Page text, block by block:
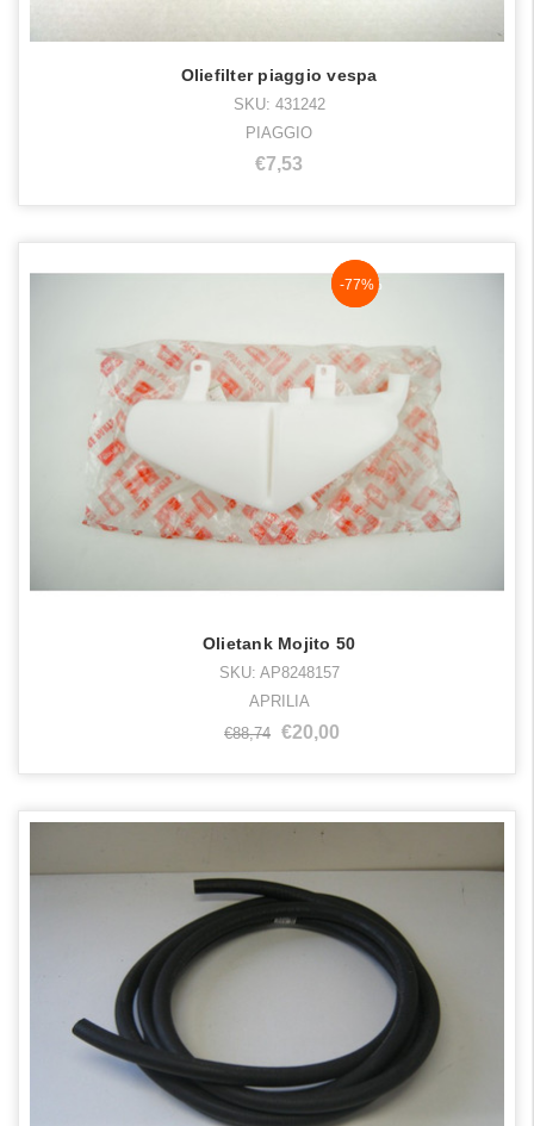
Oliefilter piaggio vespa
SKU: 431242
PIAGGIO
€7,53
NaN%
-77%
Olietank Mojito 50
SKU: AP8248157
APRILIA
€88,74 €20,00